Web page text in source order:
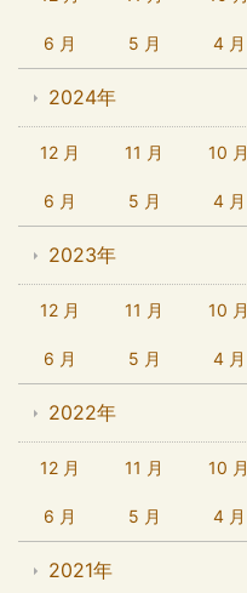
6 月 5 月 4 月
2024年
12 月 11 月 10 月
6 月 5 月 4 月
2023年
12 月 11 月 10 月
6 月 5 月 4 月
2022年
12 月 11 月 10 月
6 月 5 月 4 月
2021年